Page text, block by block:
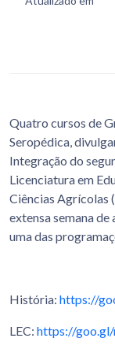
Quatro cursos de
Seropédica,
Integração do
Licenciatura em
Ciências Agrícolas
extensa semana
uma das
História: https://
LEC: https://